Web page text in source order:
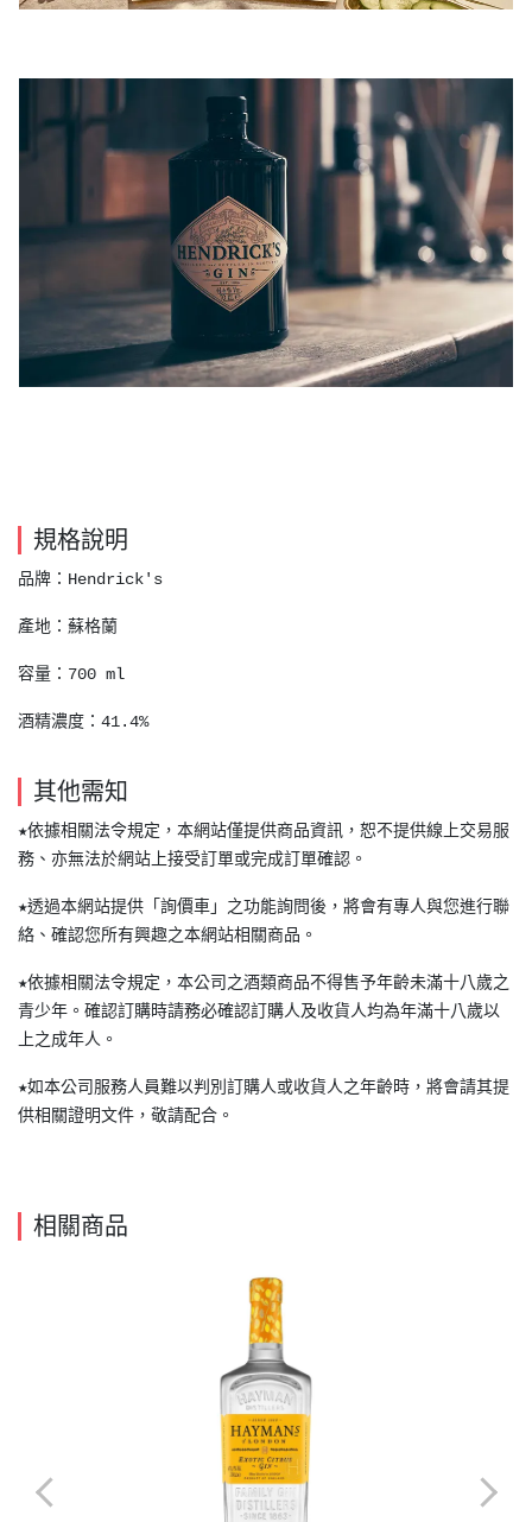
規格說明
品牌：Hendrick's
產地：蘇格蘭
容量：700 ml
酒精濃度：41.4%
其他需知
★依據相關法令規定，本網站僅提供商品資訊，恕不提供線上交易服
務、亦無法於網站上接受訂單或完成訂單確認。
★透過本網站提供「詢價車」之功能詢問後，將會有專人與您進行聯
絡、確認您所有興趣之本網站相關商品。
★依據相關法令規定，本公司之酒類商品不得售予年齡未滿十八歲之
青少年。確認訂購時請務必確認訂購人及收貨人均為年滿十八歲以
上之成年人。
★如本公司服務人員難以判別訂購人或收貨人之年齡時，將會請其提
供相關證明文件，敬請配合。
相關商品